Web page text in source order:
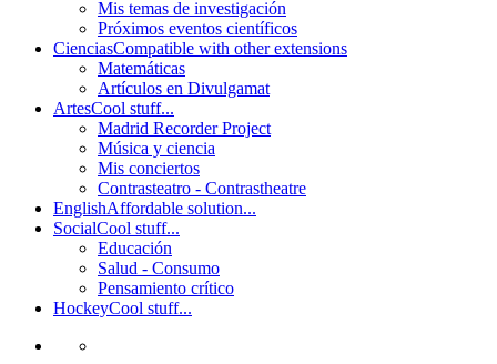
Mis temas de investigación
Próximos eventos científicos
CienciasCompatible with other extensions
Matemáticas
Artículos en Divulgamat
ArtesCool stuff...
Madrid Recorder Project
Música y ciencia
Mis conciertos
Contrasteatro - Contrastheatre
EnglishAffordable solution...
SocialCool stuff...
Educación
Salud - Consumo
Pensamiento crítico
HockeyCool stuff...